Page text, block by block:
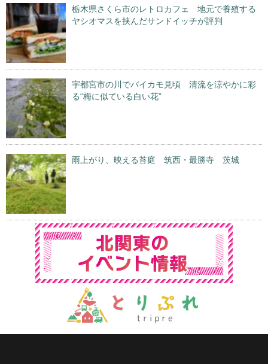
栃木県さくら市のレトロカフェ 地元で養殖する
ヤシオマスを挟んだサンドイッチが評判
宇都宮市の川でバイカモ見頃 清流を涼やかに彩
る“梅に似ている白い花”
雨上がり、映える苔庭 筑西・最勝寺 茨城